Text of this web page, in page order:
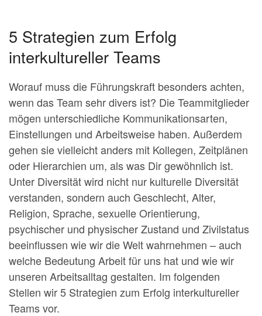
5 Strategien zum Erfolg
interkultureller Teams
Worauf muss die Führungskraft besonders achten,
wenn das Team sehr divers ist? Die Teammitglieder
mögen unterschiedliche Kommunikationsarten,
Einstellungen und Arbeitsweise haben. Außerdem
gehen sie vielleicht anders mit Kollegen, Zeitplänen
oder Hierarchien um, als was Dir gewöhnlich ist.
Unter Diversität wird nicht nur kulturelle Diversität
verstanden, sondern auch Geschlecht, Alter,
Religion, Sprache, sexuelle Orientierung,
psychischer und physischer Zustand und Zivilstatus
beeinflussen wie wir die Welt wahrnehmen – auch
welche Bedeutung Arbeit für uns hat und wie wir
unseren Arbeitsalltag gestalten. Im folgenden
Stellen wir 5 Strategien zum Erfolg interkultureller
Teams vor.